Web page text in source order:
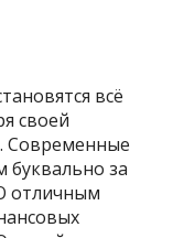
всё
своей
Современные
буквально за
отличным